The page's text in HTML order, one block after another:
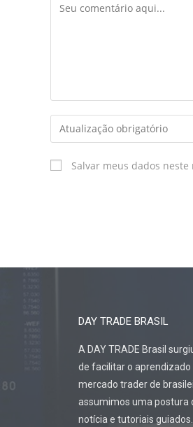
Salvar meus dados
DAY TRADE BRASIL
A DAY TRADE Brasil
de facilitar o aprendizado
mercado trader de
assumimos uma postura
notícia e tutoriais